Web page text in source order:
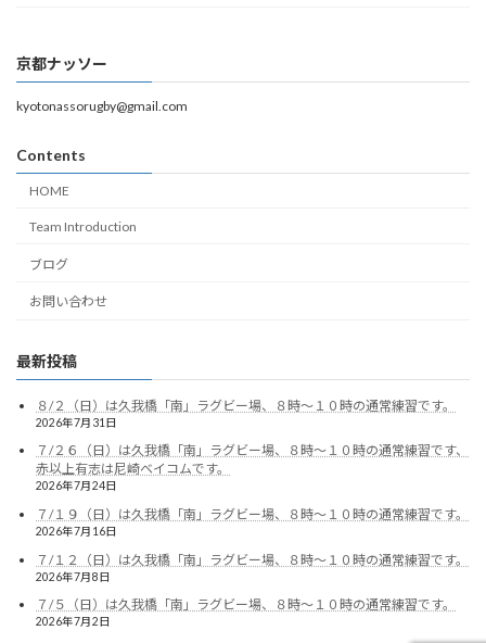
京都ナッソー
kyotonassorugby@gmail.com
Contents
HOME
Team Introduction
ブログ
お問い合わせ
最新投稿
８/２（日）は久我橋「南」ラグビー場、８時～１０時の通常練習です。
2026年7月31日
７/２６（日）は久我橋「南」ラグビー場、８時～１０時の通常練習です、
赤以上有志は尼崎ベイコムです。
2026年7月24日
７/１９（日）は久我橋「南」ラグビー場、８時～１０時の通常練習です。
2026年7月16日
７/１２（日）は久我橋「南」ラグビー場、８時～１０時の通常練習です。
2026年7月8日
７/５（日）は久我橋「南」ラグビー場、８時～１０時の通常練習です。
2026年7月2日